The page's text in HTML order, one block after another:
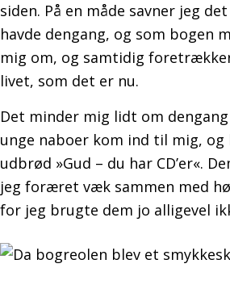
siden. På en måde savner jeg
havde dengang, og som bogen
mig om, og samtidig
livet, som det er nu.
Det minder mig lidt om
unge naboer kom ind til mig, og
udbrød »Gud – du har CD’er«.
jeg foræret væk sammen med
for jeg brugte dem jo alligevel